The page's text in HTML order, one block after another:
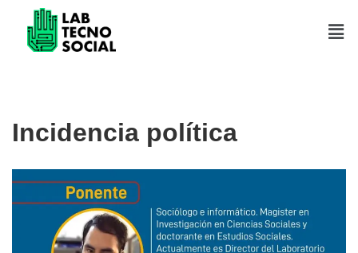
Saltar
Incidencia política